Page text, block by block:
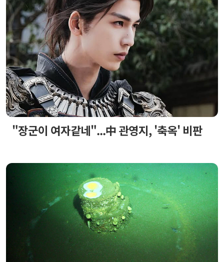
"장군이 여자같네"...中 관영지, '축옥' 비판